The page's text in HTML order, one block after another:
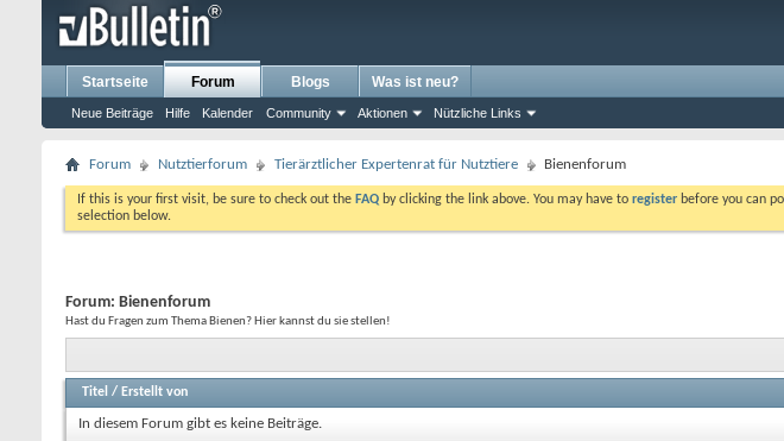
Startseite Forum
Neue Beiträge Hilfe Kalender Community Aktionen Nützliche Links
Blogs Was ist neu?
Forum Nutztierforum Tierärztlicher Expertenrat für Nutztiere Bienenforum
If this is your first visit, be sure to check out the FAQ by clicking the link above. You may have to register before you can
selection below.
Forum: Bienenforum
Hast du Fragen zum Thema Bienen? Hier kannst du sie stellen!
Titel / Erstellt von
In diesem Forum gibt es keine Beiträge.